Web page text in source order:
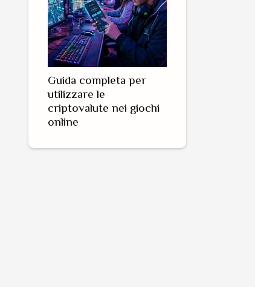
Guida completa per
utilizzare le
criptovalute nei giochi
online